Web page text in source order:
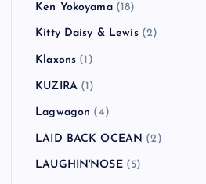
Ken Yokoyama(18)
Kitty Daisy & Lewis(2)
Klaxons (1)
KUZIRA(1)
Lagwagon (4)
LAID BACK OCEAN (2)
LAUGHIN'NOSE(5)